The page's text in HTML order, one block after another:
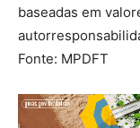
baseadas em
Fonte: MPDFT